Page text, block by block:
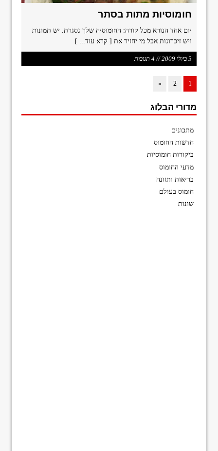
חומוסיות מתות בסתר
יום אחד הנורא מכל קורה: החומוסיה שלך נסגרת. יש תמונות
ויש זיכרונות אבל מי יחזיר את [ קרא עוד... ]
5 ביולי 2009 // 4 תגובות
1
2
»
מדורי הבלוג
מתכונים
חדשות החומוס
ביקורות חומוסיות
מדעי החומוס
בריאות ותזונה
חומוס בעולם
שונות